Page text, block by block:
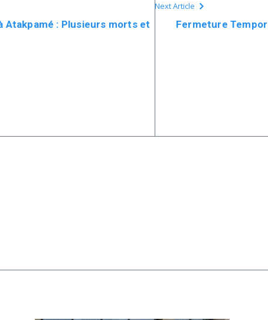
Atakpamé : Plusieurs morts et
Next Article
Fermeture